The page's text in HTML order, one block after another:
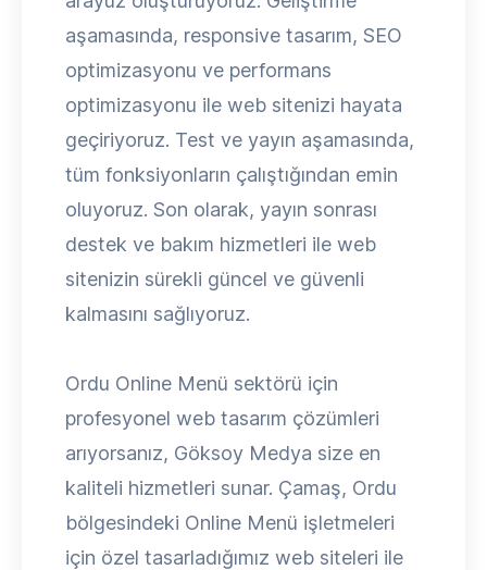
aşamasında, responsive tasarım, SEO
optimizasyonu ve performans
optimizasyonu ile web sitenizi hayata
geçiriyoruz. Test ve yayın aşamasında,
tüm fonksiyonların çalıştığından emin
oluyoruz. Son olarak, yayın sonrası
destek ve bakım hizmetleri ile web
sitenizin sürekli güncel ve güvenli
kalmasını sağlıyoruz.
Ordu Online Menü sektörü için
profesyonel web tasarım çözümleri
arıyorsanız, Göksoy Medya size en
kaliteli hizmetleri sunar. Çamaş, Ordu
bölgesindeki Online Menü işletmeleri
için özel tasarladığımız web siteleri ile